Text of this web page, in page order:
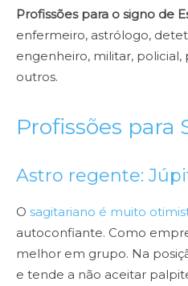
Profissões para o signo de
enfermeiro, astrólogo,
engenheiro, militar, policial,
outros.
Profissões para
Astro regente:
O sagitariano é muito
autoconfiante. Como
melhor em grupo. Na
e tende a não aceitar